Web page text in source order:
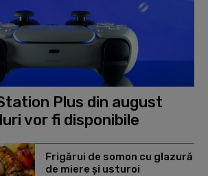
Plus din august
vor fi disponibile
Frigărui de somon cu glazură
de miere și usturoi